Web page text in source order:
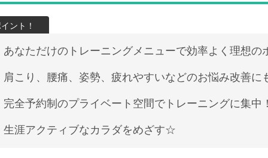
あなただけのトレーニングメニューで効率よく理想の
肩こり、腰痛、姿勢、疲れやすいなどのお悩み改善
完全予約制のプライベート空間でトレーニングに集中！
生涯アクティブなカラダをめざす☆